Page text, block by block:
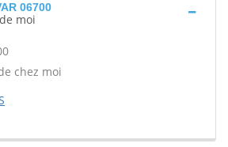
06700
moi
chez moi